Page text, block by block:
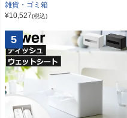
雑貨・ゴミ箱
¥10,527(税込)
5